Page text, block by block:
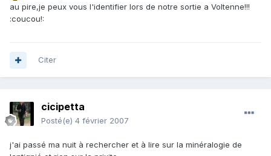
au pire,je peux vous l'identifier lors de notre sortie a Voltenne!!!
:coucou!:
Citer
cicipetta
Posté(e) 4 février 2007
j'ai passé ma nuit à rechercher et à lire sur la minéralogie de